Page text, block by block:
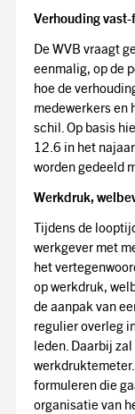
Verhouding vast-
De WVB vraagt
eenmalig, op de
hoe de
medewerkers en
schil. Op basis
12.6 in het
worden gedeeld
Werkdruk,
Tijdens de
werkgever met
het
op werkdruk,
de aanpak van
regulier overleg
leden. Daarbij
formuleren die
organisatie van